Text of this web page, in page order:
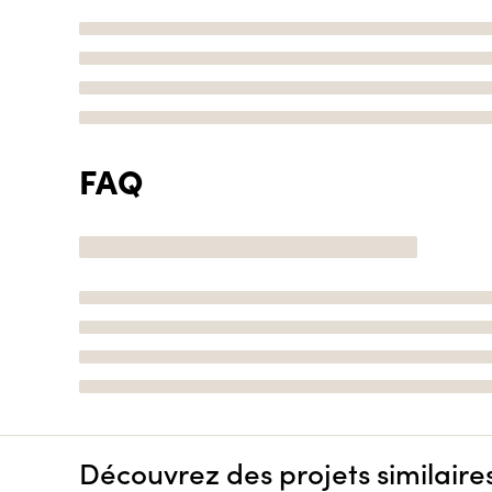
FAQ
Découvrez des projets